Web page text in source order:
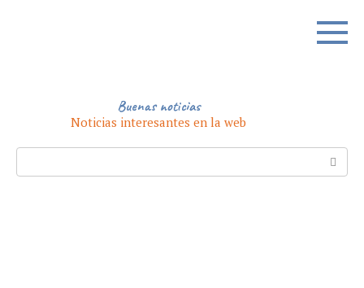
Buenas noticias
Noticias interesantes en la web